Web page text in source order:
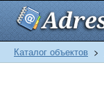
Каталог объектов >